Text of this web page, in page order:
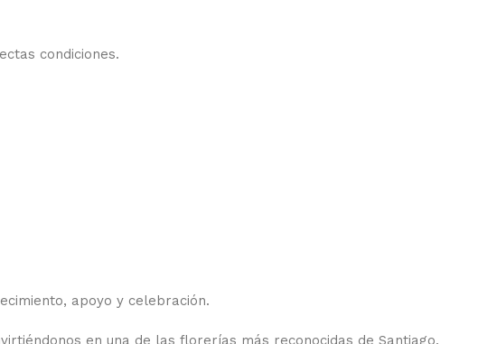
condiciones.
apoyo y celebración.
en una de las florerías más reconocidas de Santiago.